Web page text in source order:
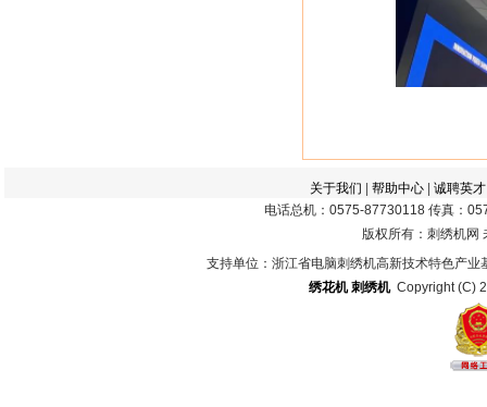
关于我们 帮助中心| 诚聘英才
电话总机：0575-87730118 传真：
版权所有：刺绣机网
支持单位：浙江省电脑刺绣机高新技术特色产
绣花机 刺绣机Copyright (C)